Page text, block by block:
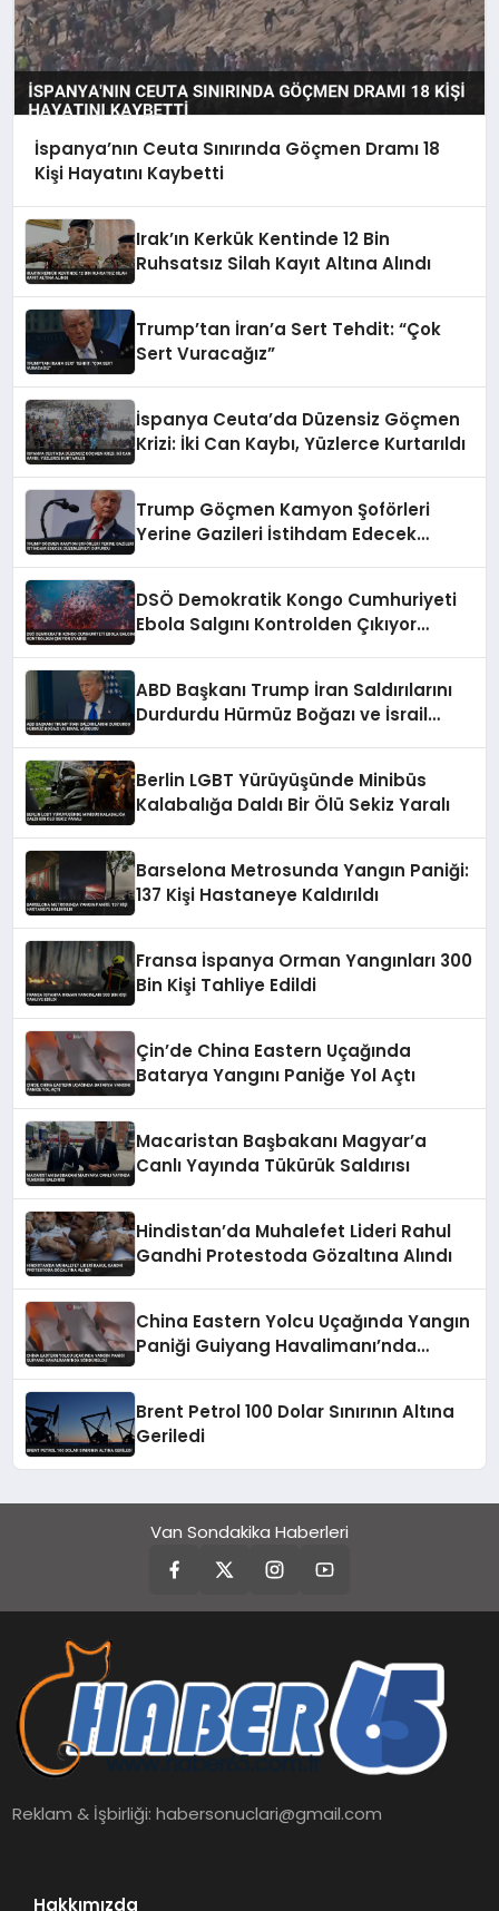
İspanya’nın Ceuta Sınırında Göçmen Dramı 18
Kişi Hayatını Kaybetti
Irak’ın Kerkük Kentinde 12 Bin
Ruhsatsız Silah Kayıt Altına Alındı
Trump’tan İran’a Sert Tehdit: “Çok
Sert Vuracağız”
İspanya Ceuta’da Düzensiz Göçmen
Krizi: İki Can Kaybı, Yüzlerce Kurtarıldı
Trump Göçmen Kamyon Şoförleri
Yerine Gazileri İstihdam Edecek
DSÖ Demokratik Kongo Cumhuriyeti
Ebola Salgını Kontrolden Çıkıyor
ABD Başkanı Trump İran Saldırılarını
Durdurdu Hürmüz Boğazı ve İsrail
Berlin LGBT Yürüyüşünde Minibüs
Kalabalığa Daldı Bir Ölü Sekiz Yaralı
Barselona Metrosunda Yangın Paniği:
137 Kişi Hastaneye Kaldırıldı
Fransa İspanya Orman Yangınları 300
Bin Kişi Tahliye Edildi
Çin’de China Eastern Uçağında
Batarya Yangını Paniğe Yol Açtı
Macaristan Başbakanı Magyar’a
Canlı Yayında Tükürük Saldırısı
Hindistan’da Muhalefet Lideri Rahul
Gandhi Protestoda Gözaltına Alındı
China Eastern Yolcu Uçağında Yangın
Paniği Guiyang Havalimanı’nda
Brent Petrol 100 Dolar Sınırının Altına
Geriledi
Van Sondakika Haberleri
Reklam & İşbirliği:habersonuclari@gmail.com
Hakkımızda